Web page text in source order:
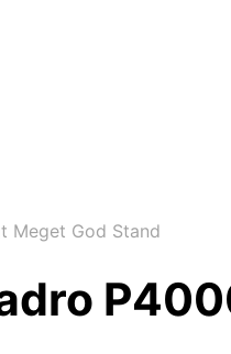
Meget God Stand